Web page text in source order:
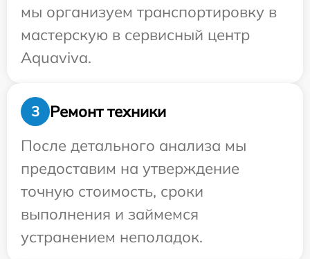
мы организуем транспортировку в
мастерскую в сервисный центр
Aquaviva.
3
Ремонт техники
После детального анализа мы
предоставим на утверждение
точную стоимость, сроки
выполнения и займемся
устранением неполадок.